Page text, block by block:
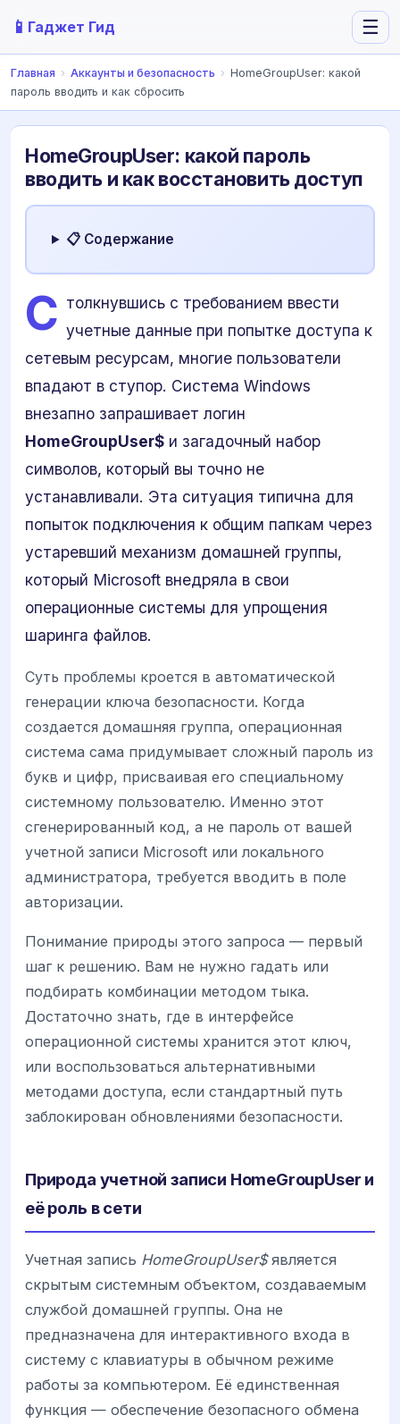
📱 Гаджет Гид ☰
Главная › Аккаунты и безопасность › HomeGroupUser: какой
пароль вводить и как сбросить
HomeGroupUser: какой пароль
вводить и как восстановить доступ
📋 Содержание
С толкнувшись с требованием ввести
учетные данные при попытке доступа к
сетевым ресурсам, многие пользователи
впадают в ступор. Система Windows
внезапно запрашивает логин
HomeGroupUser$ и загадочный набор
символов, который вы точно не
устанавливали. Эта ситуация типична для
попыток подключения к общим папкам через
устаревший механизм домашней группы,
который Microsoft внедряла в свои
операционные системы для упрощения
шаринга файлов.
Суть проблемы кроется в автоматической
генерации ключа безопасности. Когда
создается домашняя группа, операционная
система сама придумывает сложный пароль из
букв и цифр, присваивая его специальному
системному пользователю. Именно этот
сгенерированный код, а не пароль от вашей
учетной записи Microsoft или локального
администратора, требуется вводить в поле
авторизации.
Понимание природы этого запроса — первый
шаг к решению. Вам не нужно гадать или
подбирать комбинации методом тыка.
Достаточно знать, где в интерфейсе
операционной системы хранится этот ключ,
или воспользоваться альтернативными
методами доступа, если стандартный путь
заблокирован обновлениями безопасности.
Природа учетной записи HomeGroupUser и
её роль в сети
Учетная запись HomeGroupUser$является
скрытым системным объектом, создаваемым
службой домашней группы. Она не
предназначена для интерактивного входа в
систему с клавиатуры в обычном режиме
работы за компьютером. Её единственная
функция — обеспечение безопасного обмена